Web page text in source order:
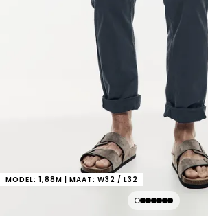
MODEL: 1,88M | MAAT: W32 / L32